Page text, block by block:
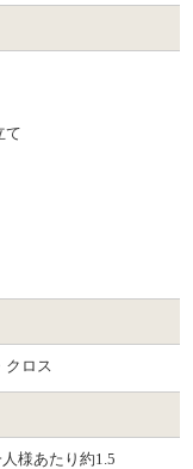
て
クロス
様あたり約1.5